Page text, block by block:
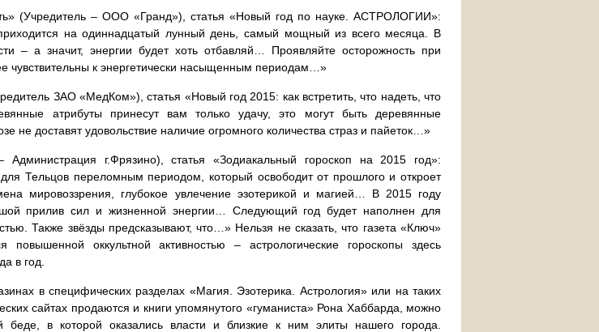
(Учредитель – ООО «Гранд»), статья «Новый год по науке. АСТРОЛОГИИ»:
на одиннадцатый лунный день, самый мощный из всего месяца. В
– а значит, энергии будет хоть отбавляй… Проявляйте осторожность при
к энергетически насыщенным периодам…»
ЗАО «МедКом»), статья «Новый год 2015: как встретить, что надеть, что
атрибуты принесут вам только удачу, это могут быть деревянные
не доставят удовольствие наличие огромного количества страз и пайеток…»
г.Фрязино), статья «Зодиакальный гороскоп на 2015 год»:
Тельцов переломным периодом, который освободит от прошлого и откроет
мировоззрения, глубокое увлечение эзотерикой и магией… В 2015 году
прилив сил и жизненной энергии… Следующий год будет наполнен для
Также звёзды предсказывают, что…» Нельзя не сказать, что газета «Ключ»
повышенной оккультной активностью – астрологические гороскопы здесь
в год.
в специфических разделах «Магия. Эзотерика. Астрология» или на таких
сайтах продаются и книги упомянутого «гуманиста» Рона Хаббарда, можно
беде, в которой оказались власти и близкие к ним элиты нашего города.